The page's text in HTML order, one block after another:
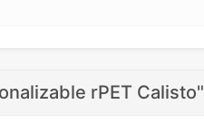
rPET Calisto"